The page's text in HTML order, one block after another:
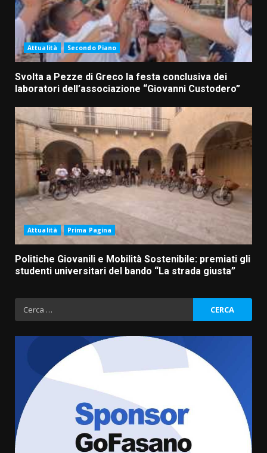
Attualità Secondo Piano
Svolta a Pezze di Greco la festa conclusiva dei
laboratori dell’associazione “Giovanni Custodero”
Attualità Prima Pagina
Politiche Giovanili e Mobilità Sostenibile: premiati gli
studenti universitari del bando “La strada giusta”
Ricerca
per:
Savelletri in festa, domani sera
grande spettacolo con Uccio De